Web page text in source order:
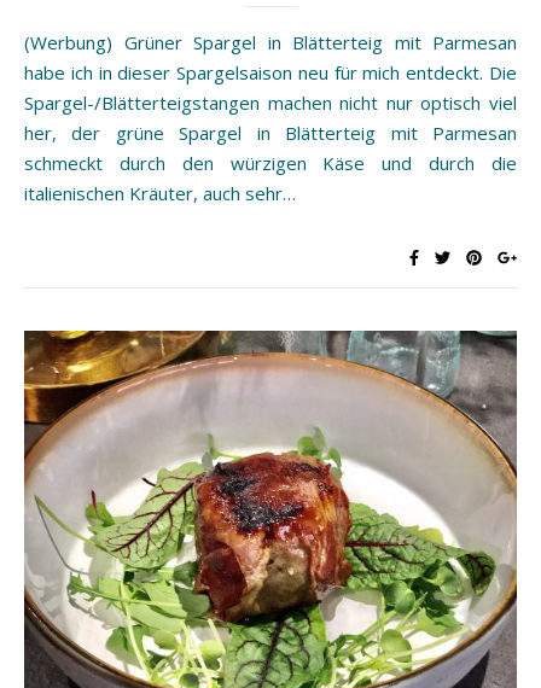
(Werbung) Grüner Spargel in Blätterteig mit Parmesan
habe ich in dieser Spargelsaison neu für mich entdeckt. Die
Spargel-/Blätterteigstangen machen nicht nur optisch viel
her, der grüne Spargel in Blätterteig mit Parmesan
schmeckt durch den würzigen Käse und durch die
italienischen Kräuter, auch sehr…